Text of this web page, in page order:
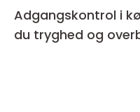
Adgangskontrol i
du tryghed og